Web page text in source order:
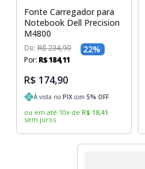
Fonte Carregador para
Notebook Dell Precision
M4800
De:R$ 234,90 22%
Por: R$184,11
R$ 174,90
À vista noPIX com5% OFF
ou em até 10x de R$ 18,41
sem juros